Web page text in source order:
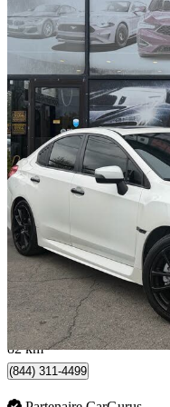
2020 Subaru WRX
Sport-tech AWD 108 590
19 288 $
339 $/mois env.
Mississauga, ON
82 km
(844) 311-4499